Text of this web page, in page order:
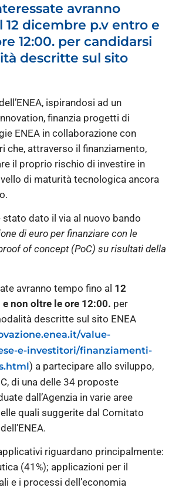
avranno
dicembre p.v entro e
12:00. per candidarsi
descritte sul sito
ispirandosi ad un
finanzia progetti di
ENEA in collaborazione con
che, attraverso il finanziamento,
il proprio rischio di investire in
di maturità tecnologica ancora
stato dato il via al nuovo bando
di euro per finanziare con le
of concept (PoC) su risultati della
avranno tempo fino al 12
non oltre le ore 12:00. per
descritte sul sito ENEA
value-
e-investitori/finanziamenti-
) a partecipare allo sviluppo,
di una delle 34 proposte
dall’Agenzia in varie aree
quali suggerite dal Comitato
riguardano principalmente:
(41%); applicazioni per il
e i processi dell’economia